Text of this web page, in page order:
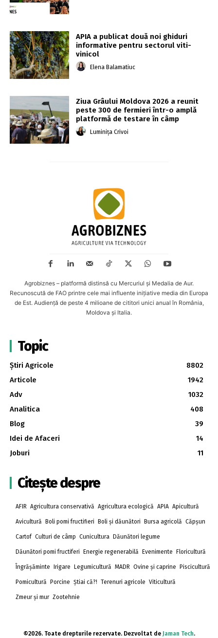
APIA a publicat două noi ghiduri
informative pentru sectorul viti-
vinicol
Elena Balamatiuc
Ziua Grâului Moldova 2026 a reunit
peste 300 de fermieri într-o amplă
platformă de testare în câmp
Luminița Crivoi
Agrobiznes – platformă distinsă cu Mercuriul și Medalia de Aur.
Recunoscută de FAO printre cele mai influente inițiative media din Europa
de Est. Audiență de peste 4 milioane de cititori unici anual în România,
Moldova și Italia.
Topic
Știri Agricole
8802
Articole
1942
Adv
1032
Analitica
408
Blog
39
Idei de Afaceri
14
Joburi
11
Citește despre
AFIR Agricultura conservativă Agricultura ecologică APIA Apicultură
Avicultură Boli pomi fructifieri Boli și dăunători Bursa agricolă Căpșun
Cartof Culturi de câmp Cunicultura Dăunători legume
Dăunători pomi fructiferi Energie regenerabilă Evenimente Floricultură
Îngrășăminte Irigare Legumicultură MADR Ovine și caprine Piscicultură
Pomicultură Porcine Știai că?! Terenuri agricole Viticultură
Zmeur și mur Zootehnie
©2026. Toate drepturile rezervate. Dezvoltat de Jaman Tech.